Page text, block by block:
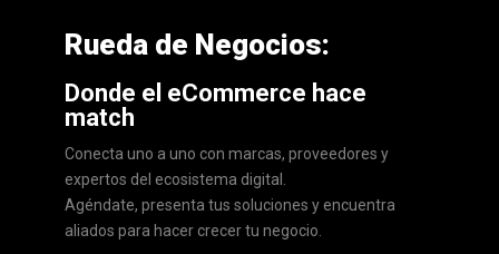
Rueda de Negocios:
Donde el eCommerce hace
match
Conecta uno a uno con marcas, proveedores y
expertos del ecosistema digital.
Agéndate, presenta tus soluciones y encuentra
aliados para hacer crecer tu negocio.